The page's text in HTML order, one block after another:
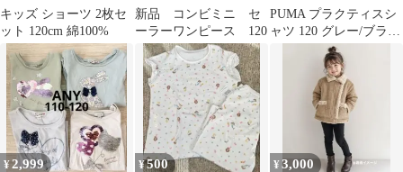
キッズ ショーツ 2枚セ
ット 120cm 綿100%
新品 コンビミニ セ
ーラーワンピース 120
PUMA プラクティスシ
ャツ 120 グレー/ブラッ
¥2,999 ¥500 ¥3,000